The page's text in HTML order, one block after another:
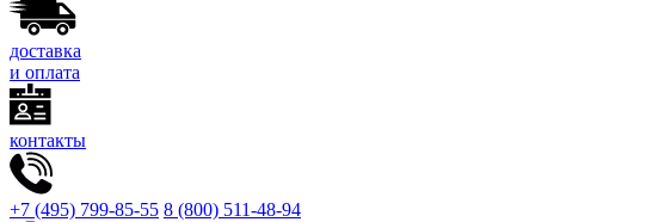
доставка
и оплата
контакты
+7 (495) 799-85-55 8 (800) 511-48-94